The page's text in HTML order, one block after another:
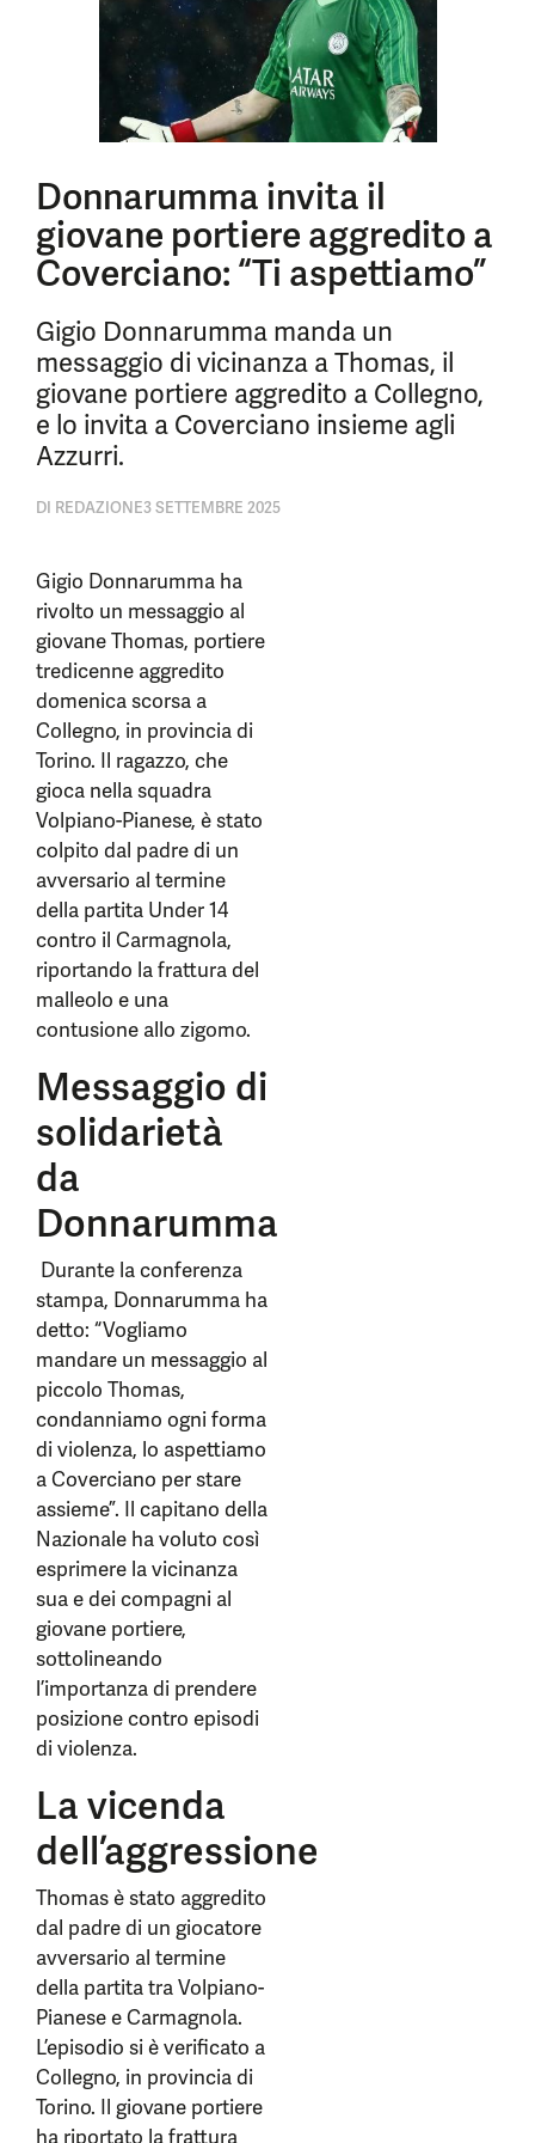
Donnarumma invita il
giovane portiere aggredito a
Coverciano: “Ti aspettiamo”
Gigio Donnarumma manda un
messaggio di vicinanza a Thomas, il
giovane portiere aggredito a Collegno,
e lo invita a Coverciano insieme agli
Azzurri.
DI REDAZIONE3 SETTEMBRE 2025
Gigio Donnarumma ha
rivolto un messaggio al
giovane Thomas, portiere
tredicenne aggredito
domenica scorsa a
Collegno, in provincia di
Torino. Il ragazzo, che
gioca nella squadra
Volpiano-Pianese, è stato
colpito dal padre di un
avversario al termine
della partita Under 14
contro il Carmagnola,
riportando la frattura del
malleolo e una
contusione allo zigomo.
Messaggio di
solidarietà
da
Donnarumma
Durante la conferenza
stampa, Donnarumma ha
detto: “Vogliamo
mandare un messaggio al
piccolo Thomas,
condanniamo ogni forma
di violenza, lo aspettiamo
a Coverciano per stare
assieme”. Il capitano della
Nazionale ha voluto così
esprimere la vicinanza
sua e dei compagni al
giovane portiere,
sottolineando
l’importanza di prendere
posizione contro episodi
di violenza.
La vicenda
dell’aggressione
Thomas è stato aggredito
dal padre di un giocatore
avversario al termine
della partita tra Volpiano-
Pianese e Carmagnola.
L’episodio si è verificato a
Collegno, in provincia di
Torino. Il giovane portiere
ha riportato la frattura